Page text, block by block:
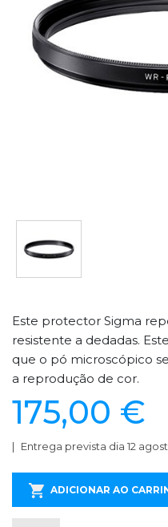
Este protector Sigma
resistente a dedadas.
que o pó microscópico
a reprodução de cor.
175,00 €
Entrega prevista dia 12
ADICIONAR AO